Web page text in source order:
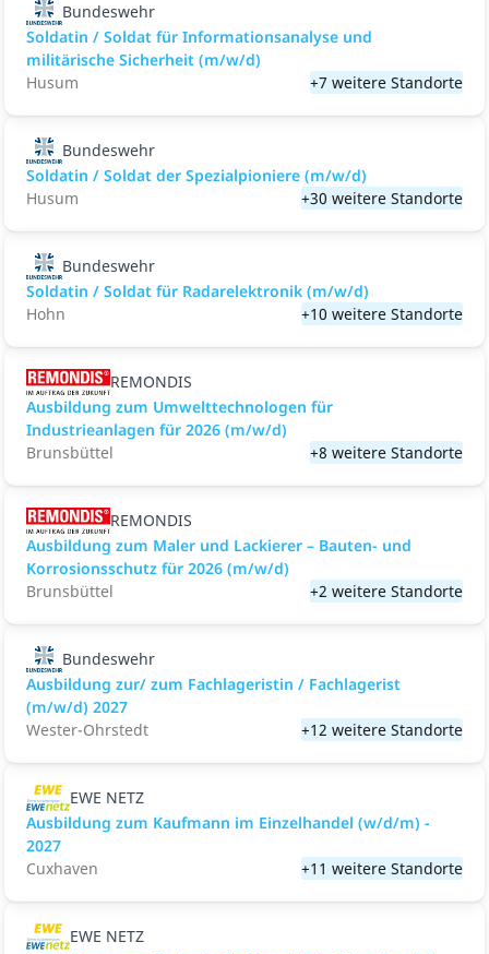
Bundeswehr
Soldatin / Soldat für Informationsanalyse und
militärische Sicherheit (m/w/d)
Husum
+7 weitere Standorte
Bundeswehr
Soldatin / Soldat der Spezialpioniere (m/w/d)
Husum
+30 weitere Standorte
Bundeswehr
Soldatin / Soldat für Radarelektronik (m/w/d)
Hohn
+10 weitere Standorte
REMONDIS
Ausbildung zum Umwelttechnologen für
Industrieanlagen für 2026 (m/w/d)
Brunsbüttel
+8 weitere Standorte
REMONDIS
Ausbildung zum Maler und Lackierer – Bauten- und
Korrosionsschutz für 2026 (m/w/d)
Brunsbüttel
+2 weitere Standorte
Bundeswehr
Ausbildung zur/ zum Fachlageristin / Fachlagerist
(m/w/d) 2027
Wester-Ohrstedt
+12 weitere Standorte
EWE NETZ
Ausbildung zum Kaufmann im Einzelhandel (w/d/m) -
2027
Cuxhaven
+11 weitere Standorte
EWE NETZ